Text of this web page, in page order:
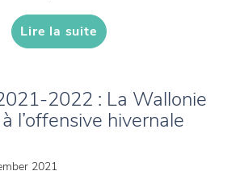
Lire la suite
2022 : La Wallonie
l’offensive hivernale
2021